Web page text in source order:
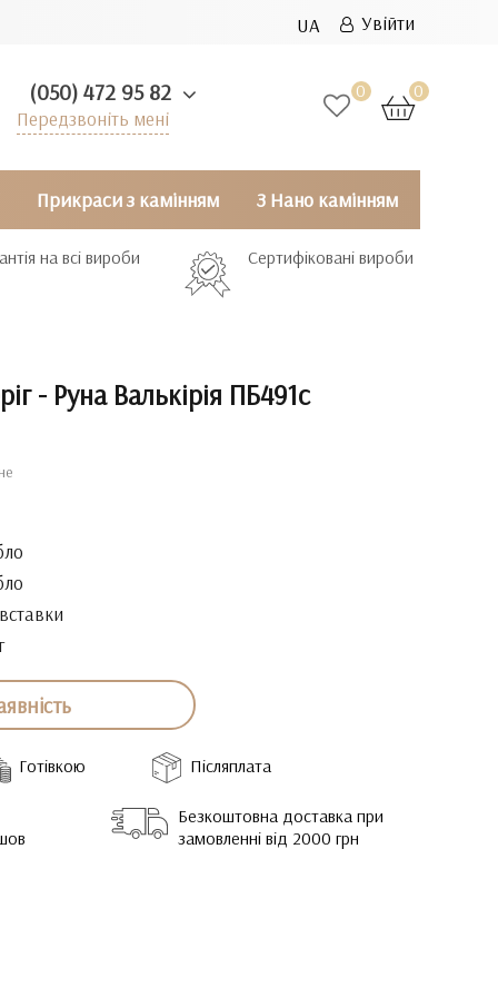
UA Увійти
0 0
(050) 472 95 82
Передзвоніть мені
Прикраси з камінням З Нано камінням
на всі вироби Сертифіковані вироби
- Руна Валькірія ПБ491с
Готівкою Післяплата
Безкоштовна доставка при
замовленні від 2000 грн